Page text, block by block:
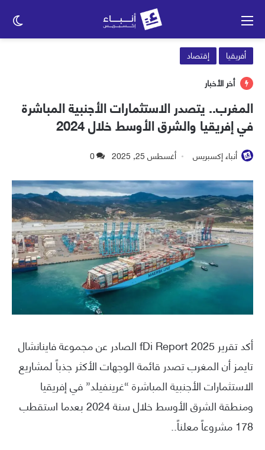
أفريقيا
إقتصاد
أخر الأخبار
المغرب.. يتصدر الاستثمارات الأجنبية المباشرة
في إفريقيا والشرق الأوسط خلال 2024
أنباء إكسبريس أغسطس 25, 2025 0
أكد تقرير fDi Report 2025 الصادر عن مجموعة فاينانشال
تايمز أن المغرب تصدر قائمة الوجهات الأكثر جذباً لمشاريع
الاستثمارات الأجنبية المباشرة “غرينفيلد” في إفريقيا
ومنطقة الشرق الأوسط خلال سنة 2024 بعدما استقطب
178 مشروعاً معلناً..